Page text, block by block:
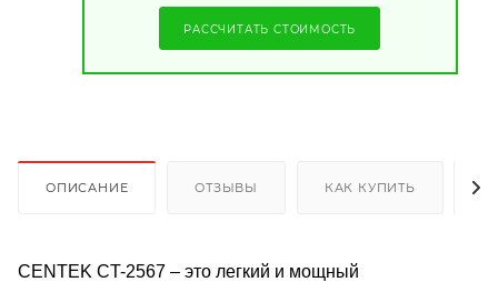
РАССЧИТАТЬ СТОИМОСТЬ
ОПИСАНИЕ ОТЗЫВЫ КАК КУПИТЬ
CENTEK CT-2567 – это легкий и мощный